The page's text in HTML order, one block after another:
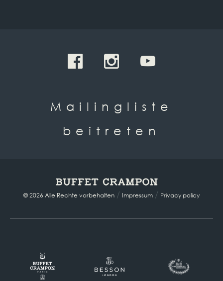
Mailingliste
beitreten
© 2026 Alle Rechte vorbehalten / Impressum / Privacy policy